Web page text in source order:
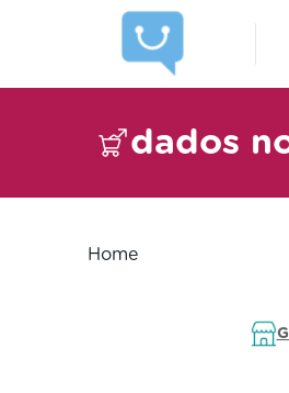
dados
Home